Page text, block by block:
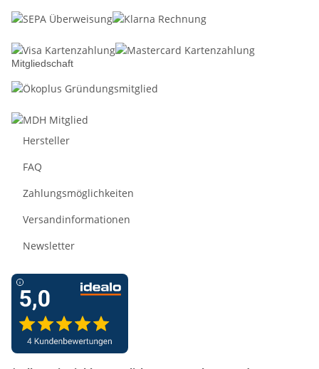
Mitgliedschaft
Hersteller
FAQ
Zahlungsmöglichkeiten
Versandinformationen
Newsletter